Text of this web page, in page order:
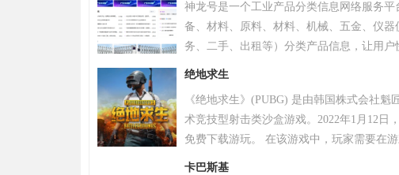
神龙号是一个工业产品分类信息网络服务平
备、材料、原料、材料、机械、五金、仪器
务、二手、出租等）分类产品信息，让用户
品信息。同时设有产品排行 榜单、产品品牌
式宣传企业产品或服务，获得更多商机。
绝地求生
《绝地求生》(PUBG) 是由韩国株式会社魁
术竞技型射击类沙盒游戏。2022年1月12日
免费下载游玩。 在该游戏中，玩家需要在
源，并在不断缩小的安全区域内对抗其他玩
卡巴斯基